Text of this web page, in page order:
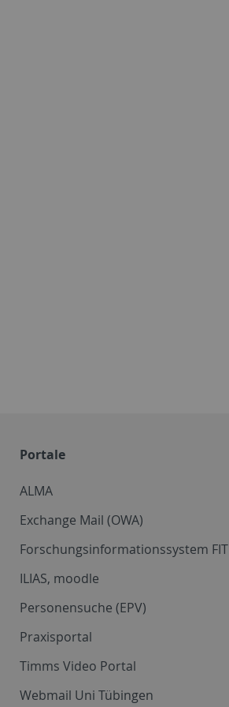
Portale
ALMA
Exchange Mail (OWA)
Forschungsinformationssystem FIT
ILIAS, moodle
Personensuche (EPV)
Praxisportal
Timms Video Portal
Webmail Uni Tübingen